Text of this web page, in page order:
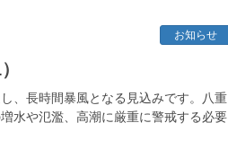
お知らせ
、長時間暴風となる見込みです。八重
水や氾濫、高潮に厳重に警戒する必要